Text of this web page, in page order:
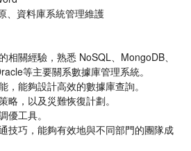
、資料庫系統管理維護
相關經驗，熟悉 NoSQL、MongoDB、
等主要關系數據庫管理系統。
，能夠設計高效的數據庫查詢。
略，以及災難恢復計劃。
優工具。
技巧，能夠有效地與不同部門的團隊成